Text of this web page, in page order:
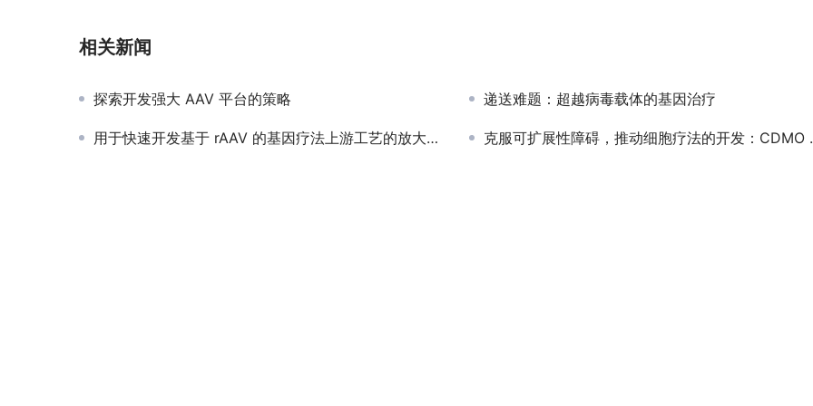
相关新闻
探索开发强大 AAV 平台的策略 递送难题：超越病毒载体的基因治疗
用于快速开发基于 rAAV 的基因疗法上游工艺的放大/缩小平台 克服可扩展性障碍，推动细胞疗法的开发：CDMO 是成功的关键